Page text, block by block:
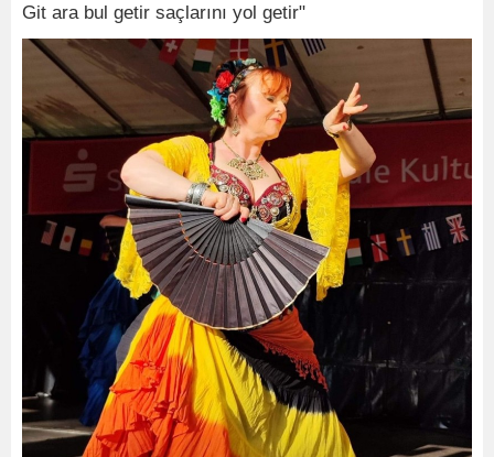
Git ara bul getir saçlarını yol getir"